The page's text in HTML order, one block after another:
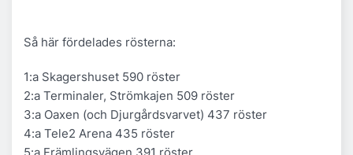
Så här fördelades rösterna:
1:a Skagershuset 590 röster
2:a Terminaler, Strömkajen 509 röster
3:a Oaxen (och Djurgårdsvarvet) 437 röster
4:a Tele2 Arena 435 röster
5:a Främlingsvägen 391 röster